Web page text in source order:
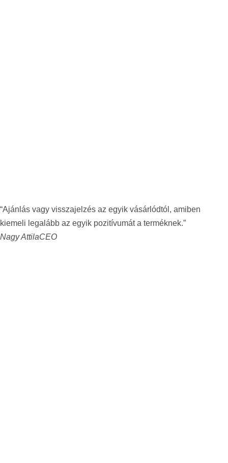
“Ajánlás vagy visszajelzés az egyik vásárlódtól, amiben
kiemeli legalább az egyik pozitívumát a terméknek.”
Nagy AttilaCEO